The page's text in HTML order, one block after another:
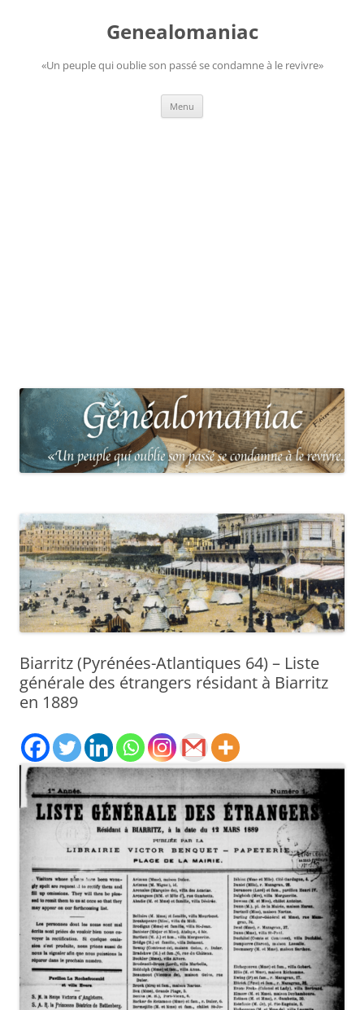
Genealomaniac
«Un peuple qui oublie son passé se condamne à le revivre»
Menu
Biarritz (Pyrénées-Atlantiques 64) – Liste
générale des étrangers résidant à Biarritz
en 1889